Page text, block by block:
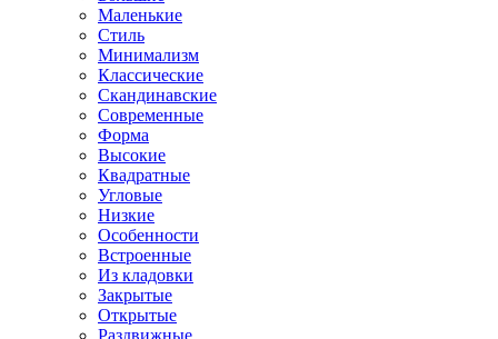
Маленькие
Стиль
Минимализм
Классические
Скандинавские
Современные
Форма
Высокие
Квадратные
Угловые
Низкие
Особенности
Встроенные
Из кладовки
Закрытые
Открытые
Раздвижные